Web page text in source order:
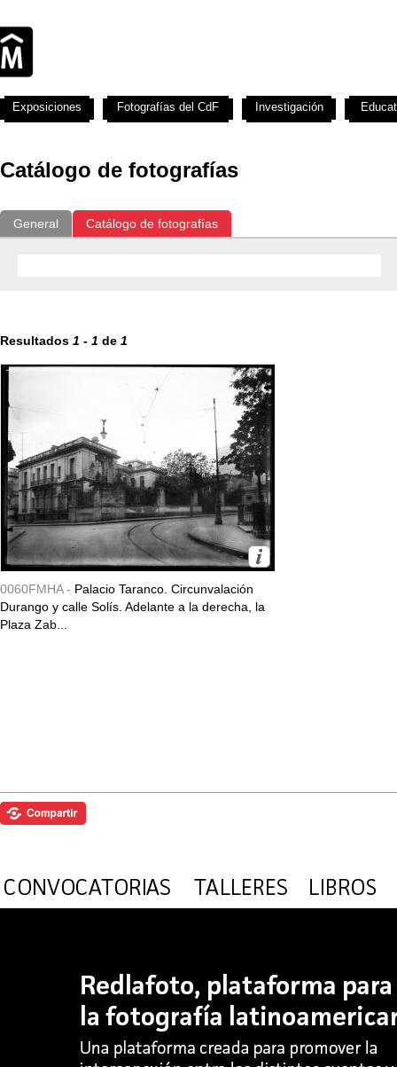
Catálogo de fotografías
General Catálogo de fotografías
Resultados 1 - 1 de 1
0060FMHA - Palacio Taranco. Circunvalación
Durango y calle Solís. Adelante a la derecha, la
Plaza Zab...
Exposiciones Fotografías del CdF Investigación